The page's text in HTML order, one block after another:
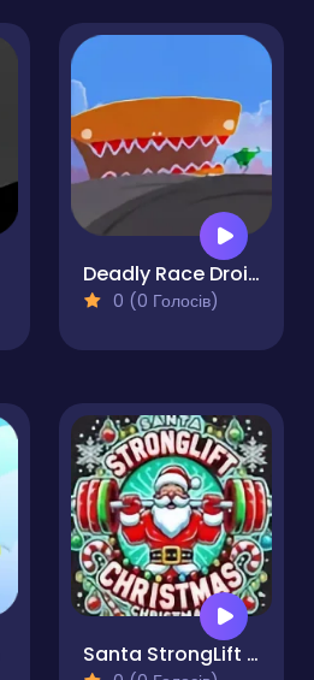
Deadly Race Droid
0 (0 Голосів)
Santa StrongLift Christmas